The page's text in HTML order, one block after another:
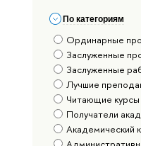
По категориям
Ординарные
Заслуженные
Заслуженные
Лучшие
Читающие курсы
Получатели
Академический